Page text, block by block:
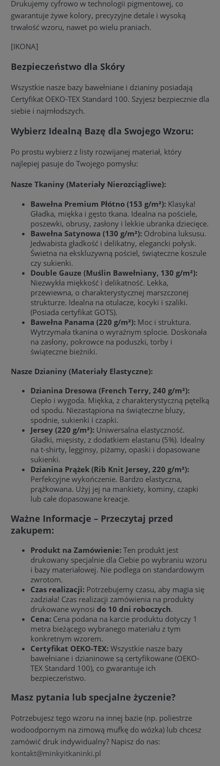
Drukujemy cyfrowo w technologii pigmentowej, co
gwarantuje żywe kolory, precyzyjne detale i wysoką
trwałość wzoru, nawet po wielu praniach.
[IKONA]
Bezpieczeństwo dla Skóry
Wszystkie nasze bazy bawełniane i dzianiny posiadają
Certyfikat OEKO-TEX Standard 100. Szyjesz bezpiecznie dla
siebie i najmłodszych.
Wybierz Idealną Bazę dla Swojego Wzoru:
Po prostu wybierz z listy rozwijanej materiał, który
najlepiej pasuje do Twojego pomysłu:
Nasze Tkaniny (Materiały Nierozciągliwe):
Bawełna Premium Płótno (153 g/m²): Klasyka!
Gładka, miękka i gęsto tkana. Idealna na pościele,
poszewki, obrusy, zasłony i lekkie ubranka dziecięce.
Bawełna Satynowa (130 g/m²): Odrobina luksusu.
Jedwabista gładkość i delikatny, elegancki połysk.
Świetna na ekskluzywną pościel, świąteczne koszule
czy sukienki.
Double Gauze (Muślin Bawełniany, 130 g/m²):
Niezwykła miękkość i delikatność. Lekka,
przewiewna, o charakterystycznej marszczonej
strukturze. Idealna na otulacze, kocyki i szaliki.
(Posiada certyfikat GOTS).
Bawełna Panama (220 g/m²): Moc i struktura.
Wytrzymała tkanina o wyraźnym splocie. Doskonała
na zasłony, pokrowce na poduszki, torby i
świąteczne bieżniki.
Nasze Dzianiny (Materiały Elastyczne):
Dzianina Dresowa (French Terry, 240 g/m²):
Ciepło i wygoda. Miękka, z charakterystyczną pętelką
od spodu. Niezastąpiona na świąteczne bluzy,
spodnie, sukienki i czapki.
Jersey (220 g/m²): Uniwersalna elastyczność.
Gładki, mięsisty, z dodatkiem elastanu (5%). Idealny
na t-shirty, legginsy, piżamy, opaski i dopasowane
sukienki.
Dzianina Prążek (Rib Knit Jersey, 220 g/m²):
Perfekcyjne wykończenie. Bardzo elastyczna,
prążkowana. Użyj jej na mankiety, kominy, czapki
lub całe dopasowane kreacje.
Ważne Informacje – Przeczytaj przed
zakupem:
Produkt na Zamówienie: Ten produkt jest
drukowany specjalnie dla Ciebie po wybraniu wzoru
i bazy materiałowej. Nie podlega on standardowym
zwrotom.
Czas realizacji: Potrzebujemy czasu, aby magia się
zadziała! Czas realizacji zamówienia na produkty
drukowane wynosi do 10 dni roboczych.
Cena: Cena podana na karcie produktu dotyczy 1
metra bieżącego wybranego materiału z tym
konkretnym wzorem.
Certyfikat OEKO-TEX: Wszystkie nasze bazy
bawełniane i dzianinowe są certyfikowane (OEKO-
TEX Standard 100), co gwarantuje ich
bezpieczeństwo.
Masz pytania lub specjalne życzenie?
Potrzebujesz tego wzoru na innej bazie (np. poliestrze
wodoodpornym na zimową mufkę do wózka) lub chcesz
zamówić druk indywidualny? Napisz do nas:
kontakt@minkyitkaninki.pl